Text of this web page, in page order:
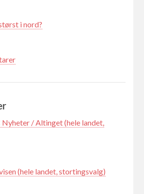
i nord?
/ Altinget (hele landet,
(hele landet, stortingsvalg)